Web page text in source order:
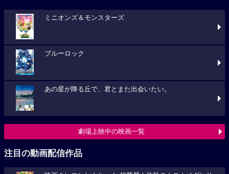
ミニオンズ＆モンスターズ
ブルーロック
あの星が降る丘で、君とまた出会いたい。
劇場上映中の映画一覧
注目の動画配信作品